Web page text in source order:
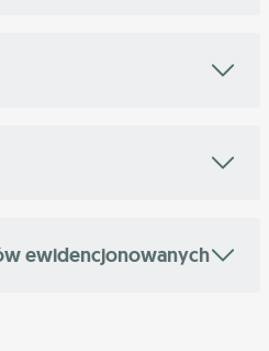
ewidencjonowanych